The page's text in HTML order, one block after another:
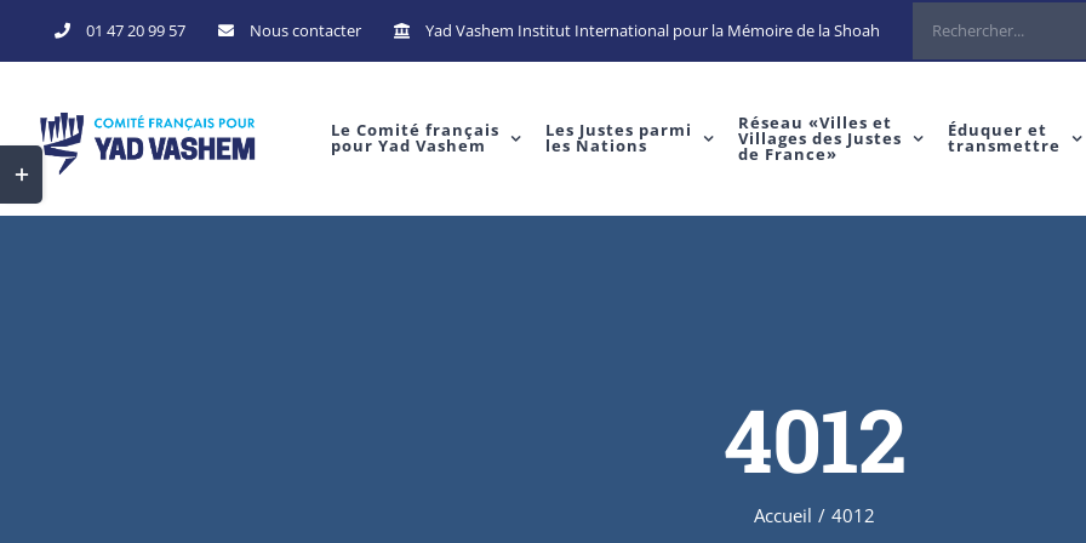
to
01 47 20 99 57 Nous contacter Yad Vashem Institut International pour la Mémoire de la Shoah Rechercher
Le Comité français
pour Yad Vashem
Les Justes parmi
les Nations
Réseau «Villes et
Villages des Justes
de France»
Éduquer et
transmettre
4012
Accueil / 4012
Toggle
Sliding